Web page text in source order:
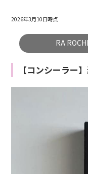
2026年3月10日時点
RA
【コンシーラー